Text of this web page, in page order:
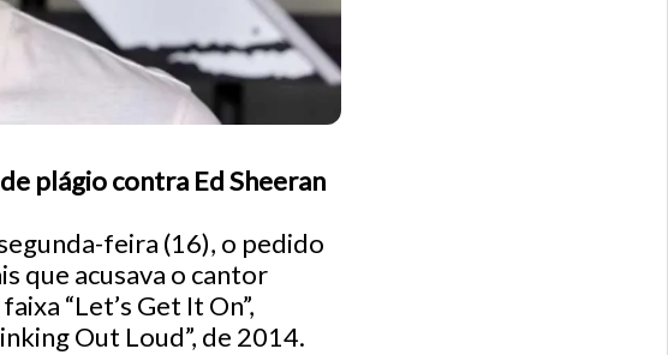
plágio contra Ed Sheeran
feira (16), o pedido
que acusava o cantor
“Let’s Get It On”,
Out Loud”, de 2014.